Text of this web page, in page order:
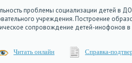
проблемы социализации детей
учреждения. Построение
сопровождение детей-инофонов
Читать онлайн Справка-